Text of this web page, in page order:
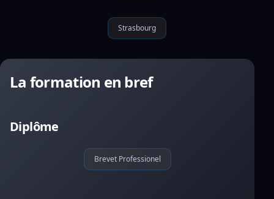
Strasbourg
La formation en bref
Diplôme
Brevet Professionel